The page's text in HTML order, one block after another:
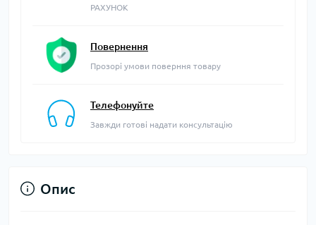
РАХУНОК
Повернення
Прозорі умови поверння товару
Телефонуйте
Завжди готові надати консультацію
Опис